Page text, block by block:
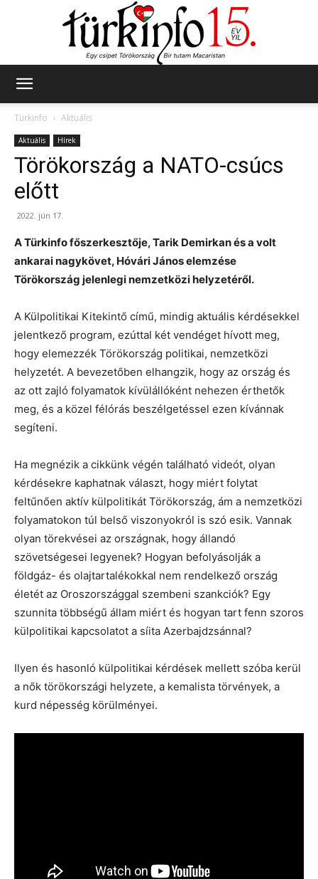
Türkinfo
Aktuális
Aktuális Hírek
Törökország a NATO-csúcs
előtt
2022. jún 17.
A Türkinfo főszerkesztője, Tarik Demirkan és a volt
ankarai nagykövet, Hóvári János elemzése
Törökország jelenlegi nemzetközi helyzetéről.
A Külpolitikai Kitekintő című, mindig aktuális kérdésekkel
jelentkező program, ezúttal két vendéget hívott meg,
hogy elemezzék Törökország politikai, nemzetközi
helyzetét. A bevezetőben elhangzik, hogy az ország és
az ott zajló folyamatok kívülállóként nehezen érthetők
meg, és a közel félórás beszélgetéssel ezen kívánnak
segíteni.
Ha megnézik a cikkünk végén található videót, olyan
kérdésekre kaphatnak választ, hogy miért folytat
feltűnően aktív külpolitikát Törökország, ám a nemzetközi
folyamatokon túl belső viszonyokról is szó esik. Vannak
olyan törekvései az országnak, hogy állandó
szövetségesei legyenek? Hogyan befolyásolják a
földgáz- és olajtartalékokkal nem rendelkező ország
életét az Oroszországgal szembeni szankciók? Egy
szunnita többségű állam miért és hogyan tart fenn szoros
külpolitikai kapcsolatot a síita Azerbajdzsánnal?
Ilyen és hasonló külpolitikai kérdések mellett szóba kerül
a nők törökországi helyzete, a kemalista törvények, a
kurd népesség körülményei.